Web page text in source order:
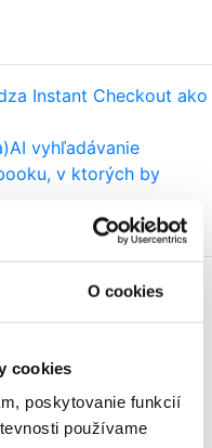
O cookies
cookies
poskytovanie funkcií
používame
Instant Checkout ako
AI vyhľadávanie
v ktorých by nemal